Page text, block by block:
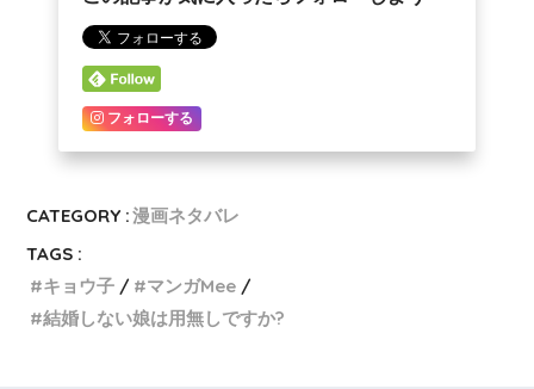
フォローする
CATEGORY :漫画ネタバレ
TAGS :
キョウ子
マンガMee
結婚しない娘は用無しですか?